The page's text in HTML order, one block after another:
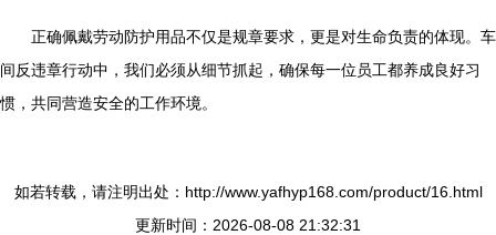
正确佩戴劳动防护用品不仅是规章要求，更是对生命负责的体现。车
间反违章行动中，我们必须从细节抓起，确保每一位员工都养成良好习
惯，共同营造安全的工作环境。
如若转载，请注明出处：http://www.yafhyp168.com/product/16.html
更新时间：2026-08-08 21:32:31